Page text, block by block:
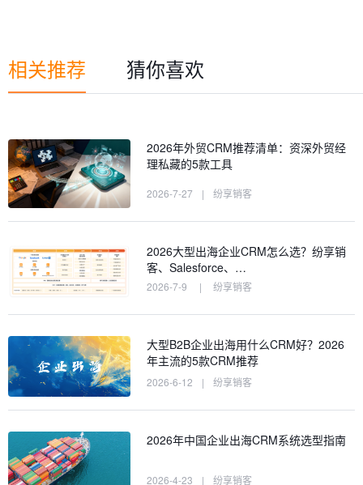
相关推荐 猜你喜欢
2026年外贸CRM推荐清单：资深外贸经
理私藏的5款工具
2026-7-27 | 纷享销客
2026大型出海企业CRM怎么选？纷享销
客、Salesforce、…
2026-7-9 | 纷享销客
大型B2B企业出海用什么CRM好？2026
年主流的5款CRM推荐
2026-6-12 | 纷享销客
2026年中国企业出海CRM系统选型指南
2026-4-23 | 纷享销客